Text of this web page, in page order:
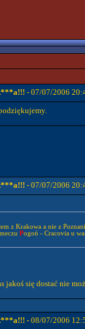
- 07/07/2006
- 07/07/2006
z Krakowa a nie z
Pogoń - Cracovia u
jakoś się dostać nie
- 08/07/2006